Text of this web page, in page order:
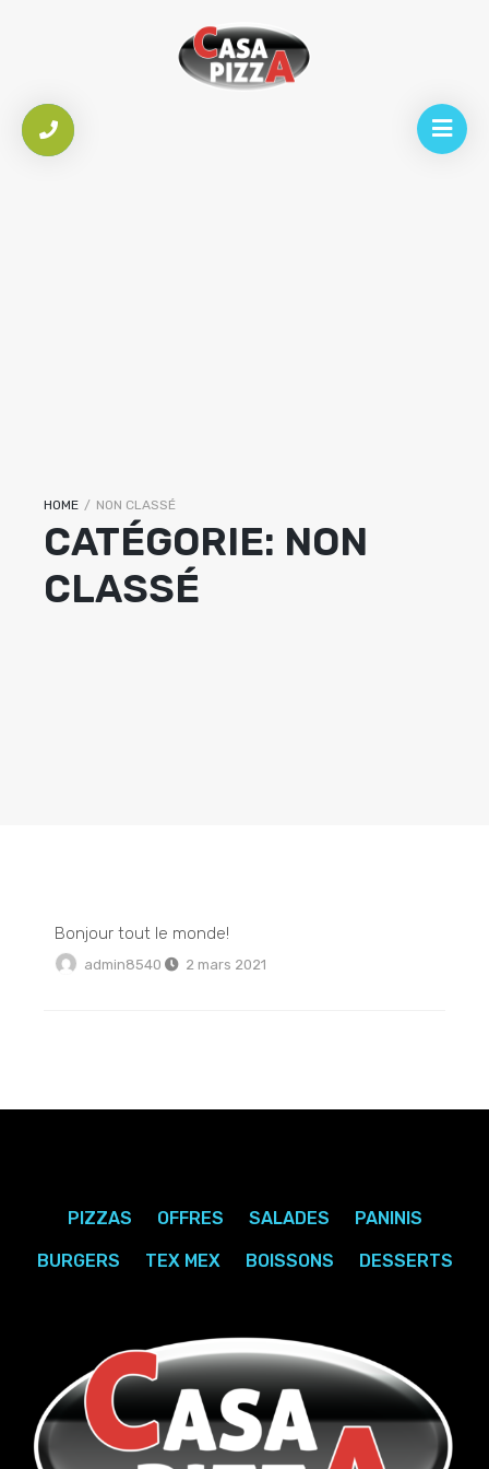
HOME / NON CLASSÉ
CATÉGORIE: NON
CLASSÉ
Bonjour tout le monde!
admin8540 2 mars 2021
PIZZAS OFFRES SALADES PANINIS
BURGERS TEX MEX BOISSONS DESSERTS